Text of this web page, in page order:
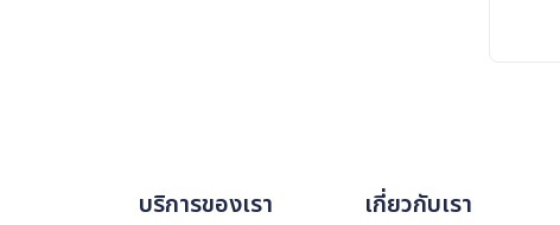
บริการของเรา เกี่ยวกับเรา